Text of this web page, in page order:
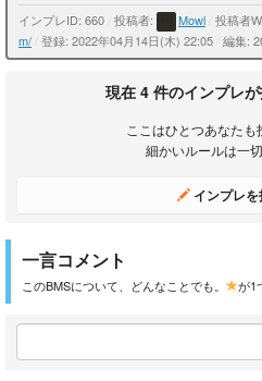
インプレID: 660 投稿者: Mowl 投稿者
m/ 登録: 2022年04月14日(木) 22:05 編集:
現在 4 件のインプレ
ここはひとつあなたも
細かいルールは一
インプレを
一言コメント
このBMSについて、どんなことでも。 が1